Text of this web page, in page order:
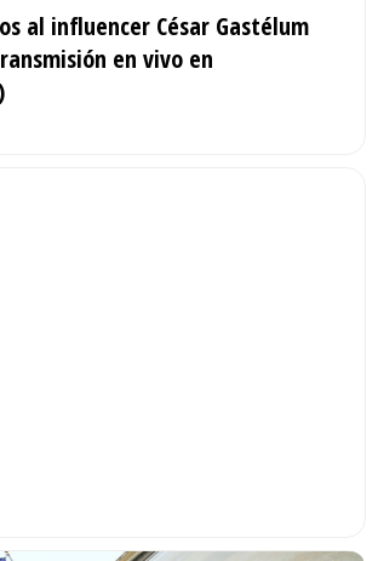
al influencer César Gastélum
en vivo en